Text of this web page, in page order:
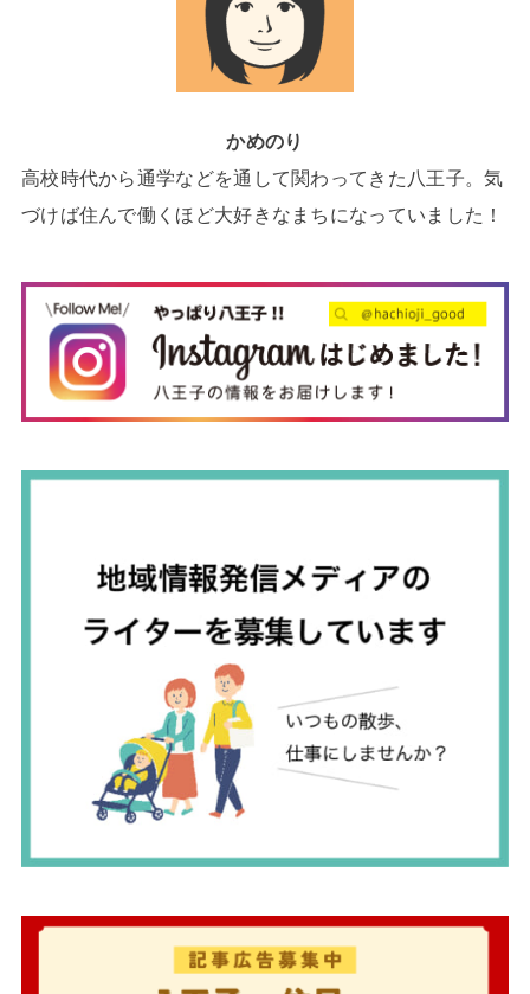
かめのり
高校時代から通学などを通して関わってきた八王子。気
づけば住んで働くほど大好きなまちになっていました！